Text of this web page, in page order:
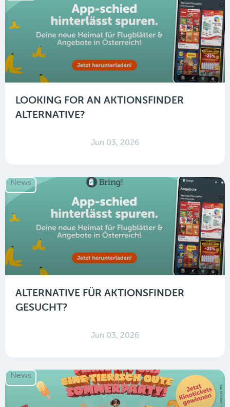
LOOKING FOR AN AKTIONSFINDER
ALTERNATIVE?
Jun 03, 2026
News
ALTERNATIVE FÜR AKTIONSFINDER
GESUCHT?
Jun 03, 2026
News